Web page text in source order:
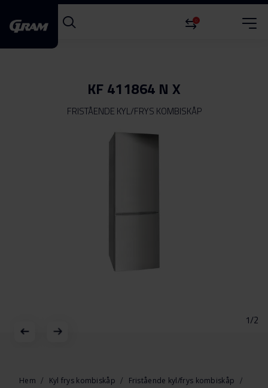
0
KF 411864 N X
FRISTÅENDE KYL/FRYS KOMBISKÅP
1/2
början
Hem Kyl frys kombiskåp
Fristående kyl/frys kombiskåp